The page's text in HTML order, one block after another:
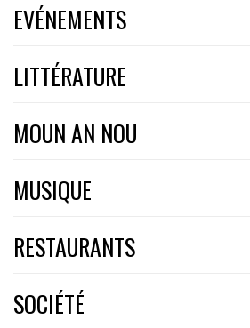
EVÉNEMENTS
LITTÉRATURE
MOUN AN NOU
MUSIQUE
RESTAURANTS
SOCIÉTÉ